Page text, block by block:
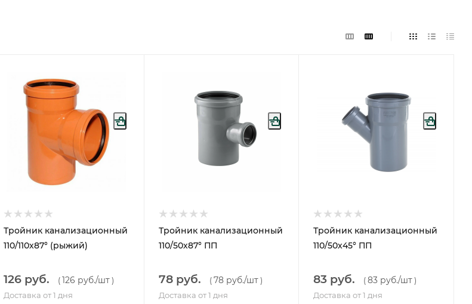
Тройник канализационный
110/110х87° (рыжий)
126 руб. (126 руб./шт )
Доставка от 1 дня
Тройник канализационный
110/50х87° ПП
78 руб. (78 руб./шт )
Доставка от 1 дня
Тройник канализационный
110/50х45° ПП
83 руб. (83 руб./шт )
Доставка от 1 дня